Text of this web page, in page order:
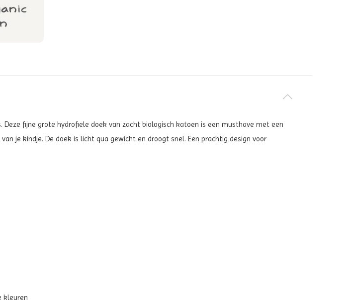
fijne grote hydrofiele doek van zacht biologisch katoen is een musthave met een
je kindje. De doek is licht qua gewicht en droogt snel. Een prachtig design voor
kleuren